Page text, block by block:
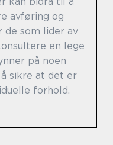
avføring og
som lider av
en lege
på noen
sikre at det er
forhold.